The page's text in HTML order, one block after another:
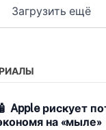
Загрузить ещё
🧴 Apple рискует
на «мыле»